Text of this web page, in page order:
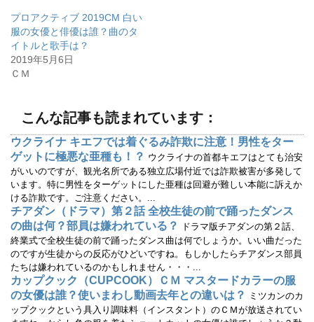
有
新
し
い
ウ
ィ
き
ま
す
)
ク
リ
ッ
ク
し
て
く
し
い
ウ
ィ
ン
ド
ウ
で
開
き
ま
す
)
プロアクティブ 2019CM 白い
服の女優と俳優は誰？曲のタ
イトルと歌手は？
2019年5月6日
ＣＭ
こんな記事も読まれています：
ウクライナ キエフでは着ぐるみ詐欺に注意！男性をター
ゲットに極悪な亜種も！？ ウクライナの首都キエフはとても治安
がいいのですが、観光名所である独立広場付近では詐欺被害が多発して
います。特に男性をターゲットにした亜種は回避が難しい本能に訴えか
ける詐欺です。ご注意ください。...
チアダン（ドラマ）第２話 全校生徒の前で踊ったダンス
の曲は何？部員は嫌われている？
ドラマ版チアダンの第２話、
終業式で全校生徒の前で踊ったダンス曲は何でしょうか。いい曲だった
のですが生徒からの反応がひどいですね。もしかしたらチアダンス部員
たちは嫌われているのかもしれません・・・...
カップクック（CUPCOOK）ＣＭ マスタードカラーの服
の女優は誰？使いまわし動画去年との違いは？
ミツカンのカ
ップクックという具入り調味料（インスタント）のＣＭが放送されてい